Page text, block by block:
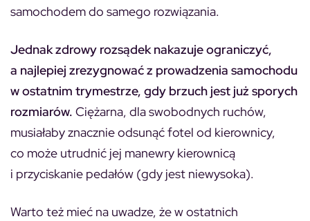
samochodem do samego rozwiązania.
Jednak zdrowy rozsądek nakazuje ograniczyć,
a najlepiej zrezygnować z prowadzenia samochodu
w ostatnim trymestrze, gdy brzuch jest już sporych
rozmiarów. Ciężarna, dla swobodnych ruchów,
musiałaby znacznie odsunąć fotel od kierownicy,
co może utrudnić jej manewry kierownicą
i przyciskanie pedałów (gdy jest niewysoka).
Warto też mieć na uwadze, że w ostatnich